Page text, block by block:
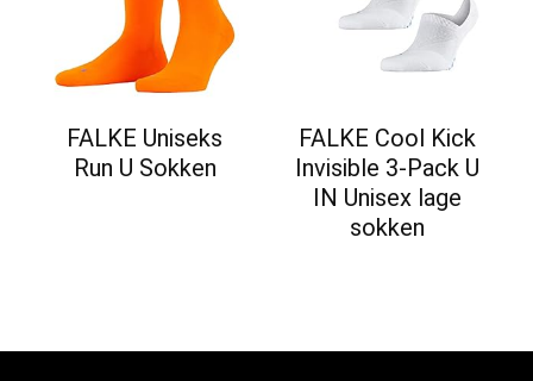
FALKE Uniseks
Run U Sokken
FALKE Cool Kick
Invisible 3-Pack U
IN Unisex lage
sokken